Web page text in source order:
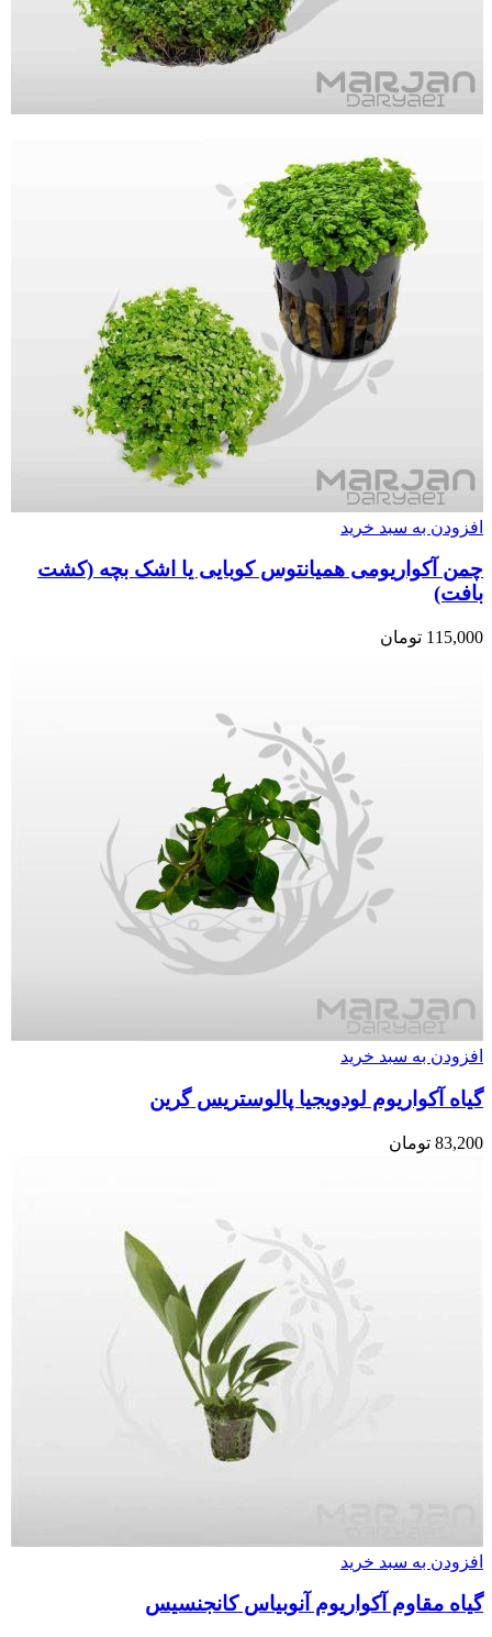
افزودن به سبد خرید
چمن آکواریومی همیانتوس کوبایی یا اشک بچه (کشت
بافت)
115,000 تومان
افزودن به سبد خرید
گیاه آکواریوم لودویجیا پالوستریس گرین
83,200 تومان
افزودن به سبد خرید
گیاه مقاوم آکواریوم آنوبیاس کانجنسیس